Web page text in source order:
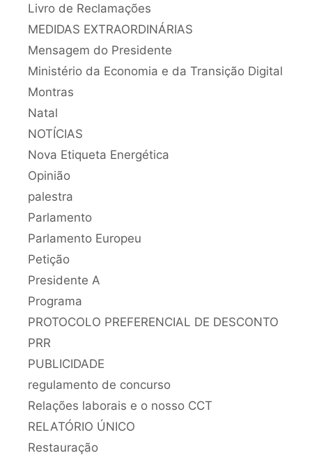
Livro de Reclamações
MEDIDAS EXTRAORDINÁRIAS
Mensagem do Presidente
Ministério da Economia e da Transição Digital
Montras
Natal
NOTÍCIAS
Nova Etiqueta Energética
Opinião
palestra
Parlamento
Parlamento Europeu
Petição
Presidente A
Programa
PROTOCOLO PREFERENCIAL DE DESCONTO
PRR
PUBLICIDADE
regulamento de concurso
Relações laborais e o nosso CCT
RELATÓRIO ÚNICO
Restauração